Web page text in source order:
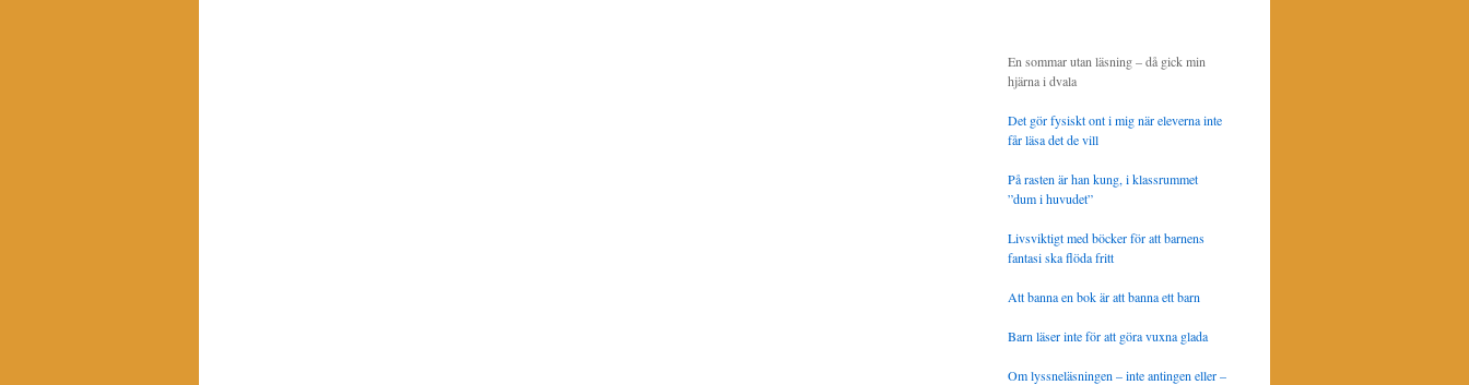
En sommar utan läsning – då gick min
hjärna i dvala
Det gör fysiskt ont i mig när eleverna inte
får läsa det de vill
På rasten är han kung, i klassrummet
”dum i huvudet”
Livsviktigt med böcker för att barnens
fantasi ska flöda fritt
Att banna en bok är att banna ett barn
Barn läser inte för att göra vuxna glada
Om lyssneläsningen – inte antingen eller –